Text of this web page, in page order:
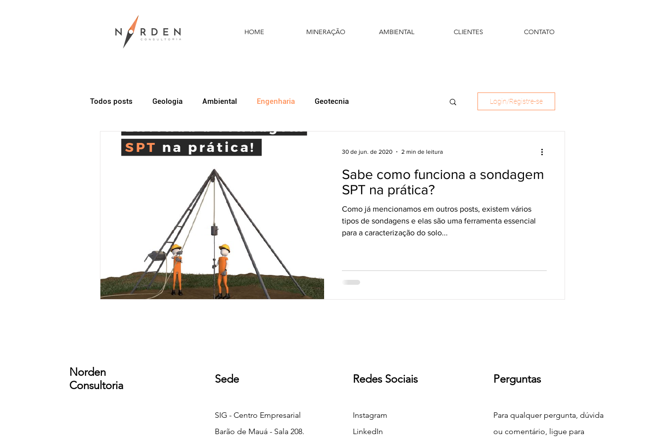
HOME MINERAÇÃO AMBIENTAL CLIENTES CONTATO
Todos posts Geologia Ambiental Engenharia Geotecnia Login/Registre-se
Sabe como funciona a sondagem
SPT na prática?
Como já mencionamos em outros posts, existem vários
tipos de sondagens e elas são uma ferramenta essencial
para a caracterização do solo...
30 de jun. de 2020 2 min de leitura
Norden
Consultoria
Sede
SIG - Centro Empresarial
Barão de Mauá - Sala 208.
Redes Sociais
Instagram
LinkedIn
Perguntas
Para qualquer pergunta, dúvida
ou comentário, ligue para